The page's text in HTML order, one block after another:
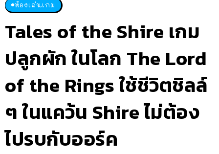
ห้องเล่นเกม
Tales of the Shire เกม
ปลูกผัก ในโลก The Lord
of the Rings ใช้ชีวิตชิลล์
ๆ ในแคว้น Shire ไม่ต้อง
ไปรบกับออร์ค